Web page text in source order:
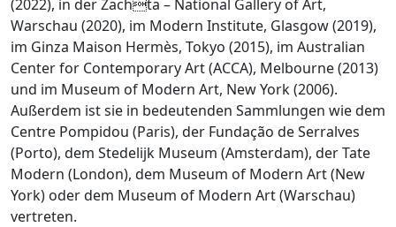
(2022), in der Zachta – National Gallery of Art,
Warschau (2020), im Modern Institute, Glasgow (2019),
im Ginza Maison Hermès, Tokyo (2015), im Australian
Center for Contemporary Art (ACCA), Melbourne (2013)
und im Museum of Modern Art, New York (2006).
Außerdem ist sie in bedeutenden Sammlungen wie dem
Centre Pompidou (Paris), der Fundação de Serralves
(Porto), dem Stedelijk Museum (Amsterdam), der Tate
Modern (London), dem Museum of Modern Art (New
York) oder dem Museum of Modern Art (Warschau)
vertreten.